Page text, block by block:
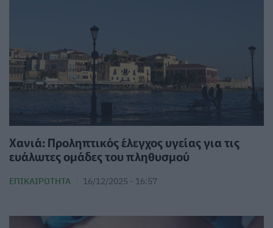
Χανιά: Προληπτικός έλεγχος υγείας για τις
ευάλωτες ομάδες του πληθυσμού
ΕΠΙΚΑΙΡΌΤΗΤΑ 16/12/2025 - 16:57